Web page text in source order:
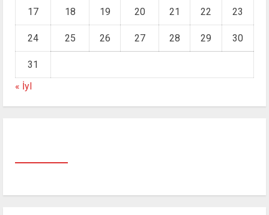
17 18 19 20 21 22 23
24 25 26 27 28 29 30
31
« İyl